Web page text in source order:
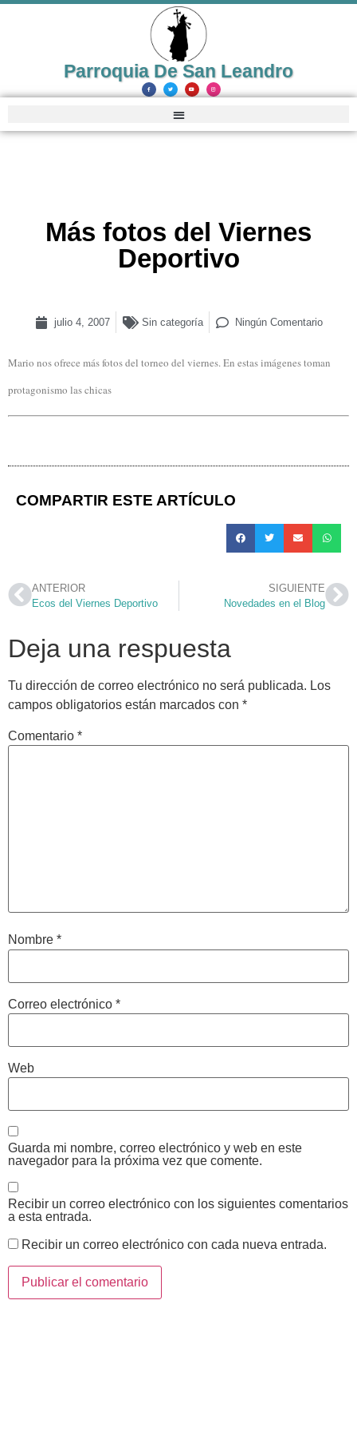
Parroquia De San Leandro
Más fotos del Viernes
Deportivo
julio 4, 2007 Sin categoría Ningún Comentario
Mario nos ofrece más fotos del torneo del viernes. En estas imágenes toman
protagonismo las chicas
COMPARTIR ESTE ARTÍCULO
ANTERIOR
Ecos del Viernes Deportivo
SIGUIENTE
Novedades en el Blog
Deja una respuesta
Tu dirección de correo electrónico no será publicada. Los
campos obligatorios están marcados con *
Comentario *
Nombre *
Correo electrónico *
Web
Guarda mi nombre, correo electrónico y web en este
navegador para la próxima vez que comente.
Recibir un correo electrónico con los siguientes comentarios
a esta entrada.
Recibir un correo electrónico con cada nueva entrada.